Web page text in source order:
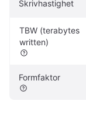
Skrivhastighet
TBW (terabytes
written)
Formfaktor